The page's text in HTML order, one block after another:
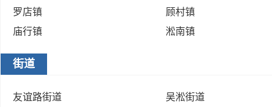
罗店镇
顾村镇
庙行镇
淞南镇
街道
友谊路街道 吴淞街道